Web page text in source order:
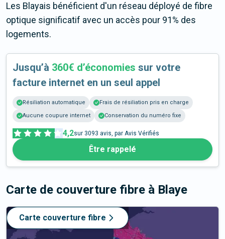
Les Blayais bénéficient d'un réseau déployé de fibre
optique significatif avec un accès pour 91% des
logements.
Jusqu’à 360€ d’économies sur votre
facture internet en un seul appel
Résiliation automatique
Frais de résiliation pris en charge
Aucune coupure internet
Conservation du numéro fixe
4,2sur 3093 avis, par Avis Vérifiés
Être rappelé
Carte de couverture fibre à Blaye
Carte couverture fibre